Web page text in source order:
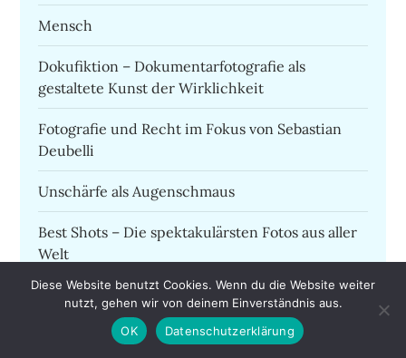
Mensch
Dokufiktion – Dokumentarfotografie als
gestaltete Kunst der Wirklichkeit
Fotografie und Recht im Fokus von Sebastian
Deubelli
Unschärfe als Augenschmaus
Best Shots – Die spektakulärsten Fotos aus aller
Welt
Nostalgisch negativ
Vincent van Gogh. Eine fotografische
Diese Website benutzt Cookies. Wenn du die Website weiter
nutzt, gehen wir von deinem Einverständnis aus.
OK
Datenschutzerklärung